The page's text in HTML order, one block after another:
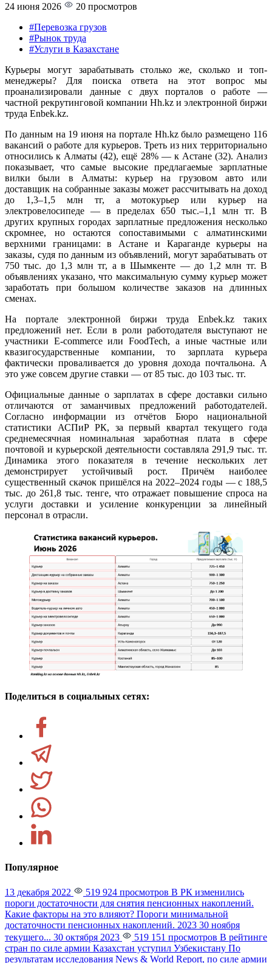
24 июня 2026
20 просмотров
#Перевозка грузов
#Рынок труда
#Услуги в Казахстане
Курьеры могут зарабатывать столько же, сколько и топ-
менеджеры? Для поиска ответа на этот вопрос мы
проанализировали данные с двух порталов о работе —
частной рекрутинговой компании Hh.kz и электронной биржи
труда Enbek.kz.
По данным на 19 июня на портале Hh.kz было размещено 116
вакансий о работе для курьеров. Треть из них территориально
относились к Алматы (42), ещё 28% — к Астане (32). Анализ
показывает, что самые высокие предлагаемые зарплатные
вилки были в Алматы: курьер на грузовом авто или
доставщик на собранные заказы может рассчитывать на доход
до 1,3–1,5 млн тг, а мотокурьер или курьер на
электровелосипеде — в пределах 650 тыс.–1,1 млн тг. В
других крупных городах зарплатные предложения несколько
скромнее, но остаются сопоставимыми с алматинскими
верхними границами: в Астане и Караганде курьеры на
заказы, судя по данным из объявлений, могут зарабатывать от
750 тыс. до 1,3 млн тг, а в Шымкенте — до 1,2 млн тг. В
объявлениях указано, что максимальную сумму курьер может
заработать при большом количестве заказов на длинных
сменах.
На портале электронной биржи труда Enbek.kz таких
предложений нет. Если в роли работодателя выступают не
участники E-commerce или FoodTech, а иные частные или
квазигосударственные компании, то зарплата курьера
фактически проваливается до уровня дохода почтальона. А
это уже совсем другие ставки — от 85 тыс. до 103 тыс. тг.
Официальные данные о зарплатах в сфере доставки сильно
отличаются от заманчивых предложений работодателей.
Согласно информации из отчётов Бюро национальной
статистики АСПиР РК, за первый квартал текущего года
среднемесячная номинальная заработная плата в сфере
почтовой и курьерской деятельности составляла 291,9 тыс. тг.
Динамика этого показателя в течение нескольких лет
демонстрирует устойчивый рост. Причём наиболее
существенный скачок пришёлся на 2022–2024 годы — с 188,5
тыс. до 261,8 тыс. тенге, что отражает повышение спроса на
услуги доставки и усиление конкуренции за линейный
персонал в отрасли.
Поделиться в социальных сетях:
Популярное
13 декабря 2022 519 924 просмотров В РК изменились
пороги достаточности для снятия пенсионных накоплений.
Какие факторы на это влияют? Пороги минимальной
достаточности пенсионных накоплений. 2023 30 ноября
текущего... 30 октября 2023 519 151 просмотров В рейтинге
стран по силе армии Казахстан уступил Узбекистану По
результатам исследования News & World Report, по силе армии